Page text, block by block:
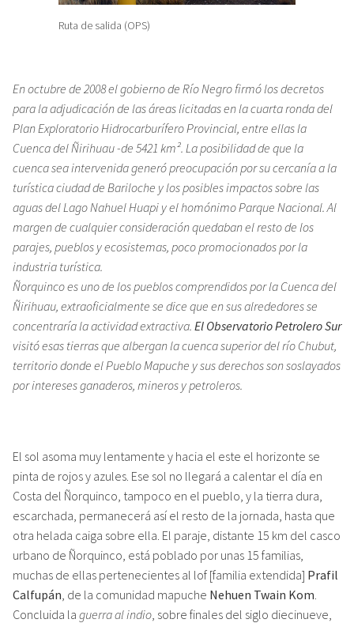
Ruta de salida (OPS)
En octubre de 2008 el gobierno de Río Negro firmó los decretos
para la adjudicación de las áreas licitadas en la cuarta ronda del
Plan Exploratorio Hidrocarburífero Provincial, entre ellas la
Cuenca del Ñirihuau -de 5421 km². La posibilidad de que la
cuenca sea intervenida generó preocupación por su cercanía a la
turística ciudad de Bariloche y los posibles impactos sobre las
aguas del Lago Nahuel Huapi y el homónimo Parque Nacional. Al
margen de cualquier consideración quedaban el resto de los
parajes, pueblos y ecosistemas, poco promocionados por la
industria turística.
Ñorquinco es uno de los pueblos comprendidos por la Cuenca del
Ñirihuau, extraoficialmente se dice que en sus alrededores se
concentraría la actividad extractiva. El Observatorio Petrolero Sur
visitó esas tierras que albergan la cuenca superior del río Chubut,
territorio donde el Pueblo Mapuche y sus derechos son soslayados
por intereses ganaderos, mineros y petroleros.
El sol asoma muy lentamente y hacia el este el horizonte se
pinta de rojos y azules. Ese sol no llegará a calentar el día en
Costa del Ñorquinco, tampoco en el pueblo, y la tierra dura,
escarchada, permanecerá así el resto de la jornada, hasta que
otra helada caiga sobre ella. El paraje, distante 15 km del casco
urbano de Ñorquinco, está poblado por unas 15 familias,
muchas de ellas pertenecientes al lof [familia extendida] Prafil
Calfupán , de la comunidad mapuche Nehuen Twain Kom
Concluida la guerra al indio , sobre finales del siglo diecinueve,